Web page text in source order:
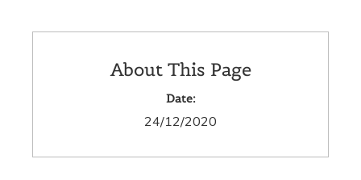
About This Page
Date:
24/12/2020